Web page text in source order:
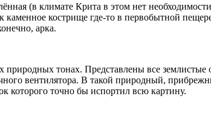
(в климате Крита в этом нет
кострище где-то в первобытной
арка.
тонах. Представлены все
вентилятора. В такой природный,
которого точно бы испортил всю картину.